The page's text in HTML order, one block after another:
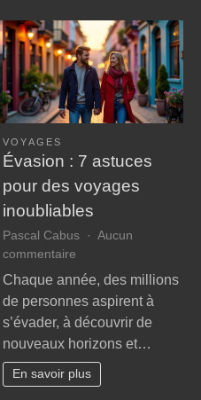
VOYAGES
Évasion : 7 astuces
pour des voyages
inoubliables
Pascal Cabus
Aucun
commentaire
Évasion
7
astuces
pour
des
voyages
Chaque année, des millions
de personnes aspirent à
s’évader, à découvrir de
nouveaux horizons et…
En savoir plus